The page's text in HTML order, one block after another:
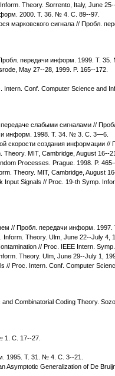
Theory. Sorrento, Italy, June
2000. Т. 36. № 4. С. 89--97.
марковского сигнала // Пробл.
передачи информ. 1999. Т. 35.
May 27--28, 1999. P. 165--172.
Conf. Computer Science and
слабыми сигналами //
информ. 1998. Т. 34. № 3. С. 3—6.
скорости создания
MIT, Cambridge, August 16--
Processes. Prague. 1998. P.
Theory. MIT, Cambridge, August
Signals // Proc. 19-th Symp.
// Пробл. передачи информ.
Theory. Ulm, June 22--July 4,
// Proc. IEEE Intern.
Theory. Ulm, June 29--July 1,
Proc. Intern. Conf. Computer
Combinatorial Coding Theory.
1. С. 17--27.
1995. Т. 31. № 4. С. 3--21.
Generalization of De